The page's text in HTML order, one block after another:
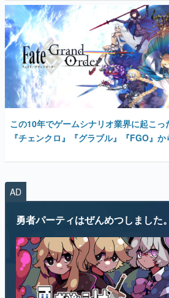
カテゴリ
特集記事
マンガ
女性向け
アプリレビュー
その他
運営：株式会社マレ
この10年でゲームシナリオ業界に起こ
『チェンクロ』『グラブル』『FGO』
AD
勇者パーティはぜんめつしました。